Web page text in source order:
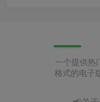
一个提供热
格式的电子